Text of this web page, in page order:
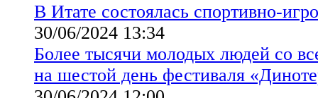
В Итате состоялась спортивно-
30/06/2024 13:34
Более тысячи молодых людей со
на шестой день фестиваля